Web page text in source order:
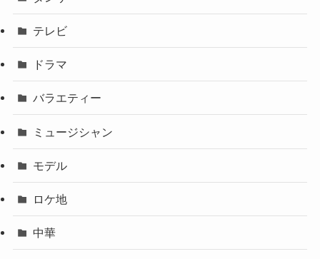
テレビ
ドラマ
バラエティー
ミュージシャン
モデル
ロケ地
中華